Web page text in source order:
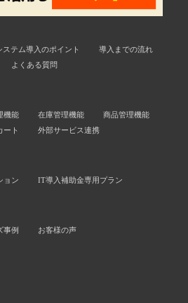
ステム導入のポイント
導入までの流れ
よくある質問
機能 在庫管理機能
商品管理機能
ート 外部サービス連携
ョン IT導入補助金専用プラン
事例 お客様の声